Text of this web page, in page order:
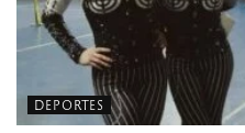
DEPORTES